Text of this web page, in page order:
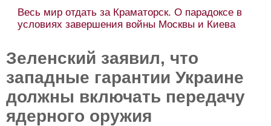
Ход боев в Харьковской области, поможет
ли власть бизнесу после ударов РФ,
падающие рейтинги Зеленского. Итоги
Зеленский заявил, что
западные гарантии Украине
должны включать передачу
ядерного оружия